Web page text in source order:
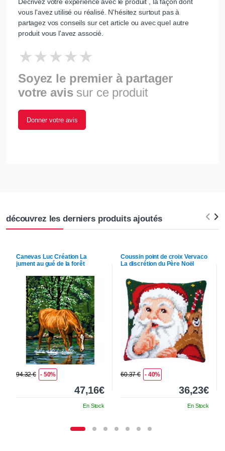
Décrivez votre expérience avec le produit , la façon dont
vous l'avez utilisé ou réalisé. N'hésitez surtout pas à
partagez vos conseils sur cet article ou avec quel autre
produit vous l'avez associé.
Soyez le premier à partager
votre avis sur ce produit
Donner votre avis
découvrez les derniers produits ajoutés
Canevas Luc Création La
jument au gué de la forêt
94.32 € - 50%
47,16€
En Stock
Coussin point de croix Vervaco
La discrétion du Père Noël
60.37 € - 40%
36,23€
En Stock